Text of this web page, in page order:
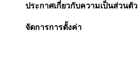
ประกาศเกี่ยวกับความเป็นส่วนตัว
จัดการการตั้งค่า